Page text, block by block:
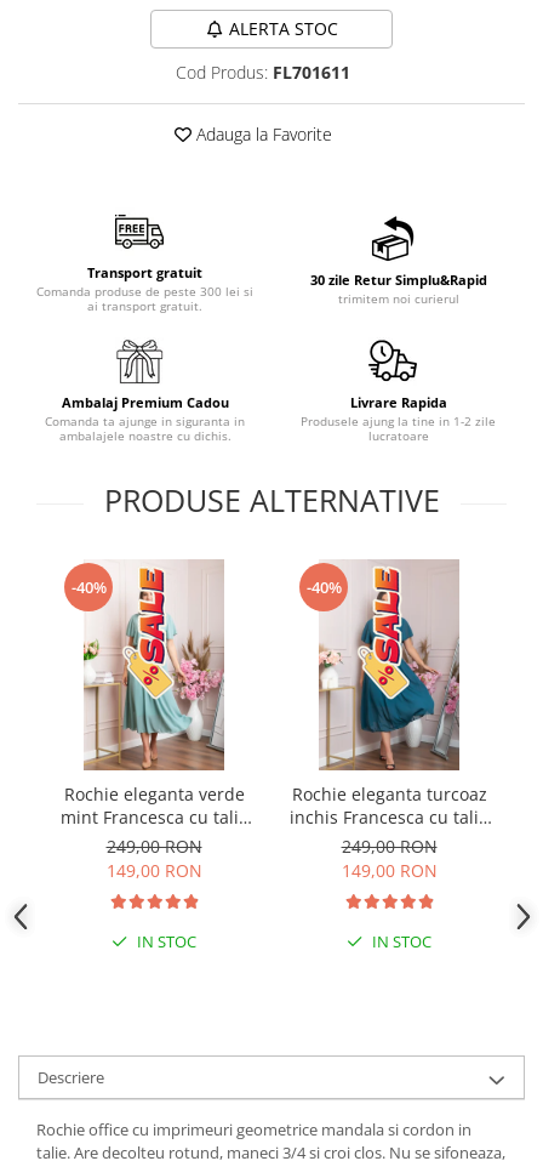
ALERTA STOC
Cod Produs: FL701611
Adauga la Favorite
Transport gratuit
Comanda produse de peste 300 lei si
ai transport gratuit.
30 zile Retur Simplu&Rapid
trimitem noi curierul
Ambalaj Premium Cadou
Comanda ta ajunge in siguranta in
ambalajele noastre cu dichis.
Livrare Rapida
Produsele ajung la tine in 1-2 zile
lucratoare
PRODUSE ALTERNATIVE
-40%
Rochie eleganta verde
mint Francesca cu talie
incretita
249,00 RON
149,00 RON
IN STOC
-40%
Rochie eleganta turcoaz
inchis Francesca cu talie
incretita
249,00 RON
149,00 RON
IN STOC
Descriere
Rochie office cu imprimeuri geometrice mandala si cordon in
talie. Are decolteu rotund, maneci 3/4 si croi clos. Nu se sifoneaza,